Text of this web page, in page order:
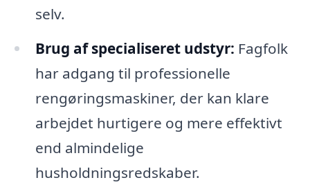
selv.
Brug af specialiseret udstyr: Fagfolk
har adgang til professionelle
rengøringsmaskiner, der kan klare
arbejdet hurtigere og mere effektivt
end almindelige
husholdningsredskaber.